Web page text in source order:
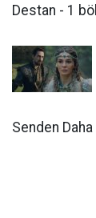
Destan - 1
Senden